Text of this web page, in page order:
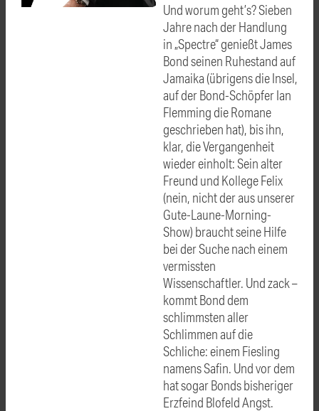
Und worum geht’s? Sieben
Jahre nach der Handlung
in „Spectre“ genießt James
Bond seinen Ruhestand auf
Jamaika (übrigens die Insel,
auf der Bond-Schöpfer Ian
Flemming die Romane
geschrieben hat), bis ihn,
klar, die Vergangenheit
wieder einholt: Sein alter
Freund und Kollege Felix
(nein, nicht der aus unserer
Gute-Laune-Morning-
Show) braucht seine Hilfe
bei der Suche nach einem
vermissten
Wissenschaftler. Und zack –
kommt Bond dem
schlimmsten aller
Schlimmen auf die
Schliche: einem Fiesling
namens Safin. Und vor dem
hat sogar Bonds bisheriger
Erzfeind Blofeld Angst.